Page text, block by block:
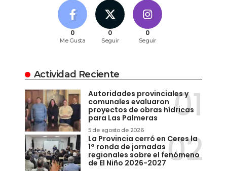
0
Me Gusta
0
Seguir
0
Seguir
Actividad Reciente
Autoridades provinciales y
comunales evaluaron
proyectos de obras hídricas
para Las Palmeras
5 de agosto de 2026
La Provincia cerró en Ceres la
1° ronda de jornadas
regionales sobre el fenómeno
de El Niño 2026-2027